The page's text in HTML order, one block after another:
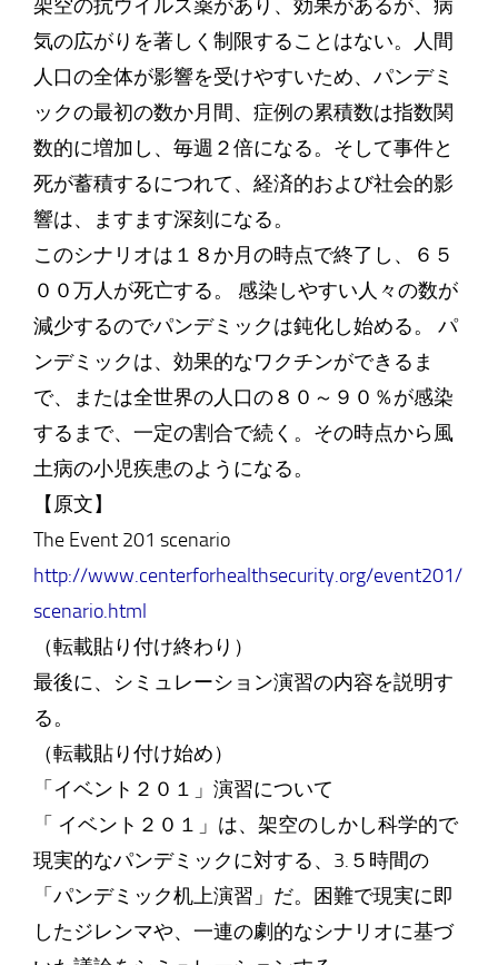
架空の抗ウイルス薬があり、効果があるが、病
気の広がりを著しく制限することはない。人間
人口の全体が影響を受けやすいため、パンデミ
ックの最初の数か月間、症例の累積数は指数関
数的に増加し、毎週２倍になる。そして事件と
死が蓄積するにつれて、経済的および社会的影
響は、ますます深刻になる。
このシナリオは１８か月の時点で終了し、６５
００万人が死亡する。 感染しやすい人々の数が
減少するのでパンデミックは鈍化し始める。 パ
ンデミックは、効果的なワクチンができるま
で、または全世界の人口の８０～９０％が感染
するまで、一定の割合で続く。その時点から風
土病の小児疾患のようになる。
【原文】
The Event 201 scenario
http://www.centerforhealthsecurity.org/event201/
scenario.html
（転載貼り付け終わり）
最後に、シミュレーション演習の内容を説明す
る。
（転載貼り付け始め）
「イベント２０１」演習について
「 イベント２０１」は、架空のしかし科学的で
現実的なパンデミックに対する、3.５時間の
「パンデミック机上演習」だ。困難で現実に即
したジレンマや、一連の劇的なシナリオに基づ